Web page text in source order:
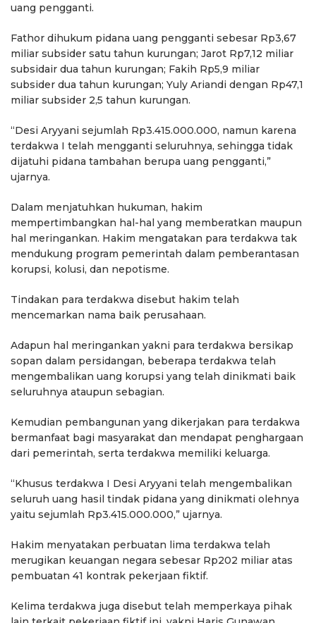
uang pengganti.
Fathor dihukum pidana uang pengganti sebesar Rp3,67
miliar subsider satu tahun kurungan; Jarot Rp7,12 miliar
subsidair dua tahun kurungan; Fakih Rp5,9 miliar
subsider dua tahun kurungan; Yuly Ariandi dengan Rp47,1
miliar subsider 2,5 tahun kurungan.
“Desi Aryyani sejumlah Rp3.415.000.000, namun karena
terdakwa I telah mengganti seluruhnya, sehingga tidak
dijatuhi pidana tambahan berupa uang pengganti,”
ujarnya.
Dalam menjatuhkan hukuman, hakim
mempertimbangkan hal-hal yang memberatkan maupun
hal meringankan. Hakim mengatakan para terdakwa tak
mendukung program pemerintah dalam pemberantasan
korupsi, kolusi, dan nepotisme.
Tindakan para terdakwa disebut hakim telah
mencemarkan nama baik perusahaan.
Adapun hal meringankan yakni para terdakwa bersikap
sopan dalam persidangan, beberapa terdakwa telah
mengembalikan uang korupsi yang telah dinikmati baik
seluruhnya ataupun sebagian.
Kemudian pembangunan yang dikerjakan para terdakwa
bermanfaat bagi masyarakat dan mendapat penghargaan
dari pemerintah, serta terdakwa memiliki keluarga.
“Khusus terdakwa I Desi Aryyani telah mengembalikan
seluruh uang hasil tindak pidana yang dinikmati olehnya
yaitu sejumlah Rp3.415.000.000,” ujarnya.
Hakim menyatakan perbuatan lima terdakwa telah
merugikan keuangan negara sebesar Rp202 miliar atas
pembuatan 41 kontrak pekerjaan fiktif.
Kelima terdakwa juga disebut telah memperkaya pihak